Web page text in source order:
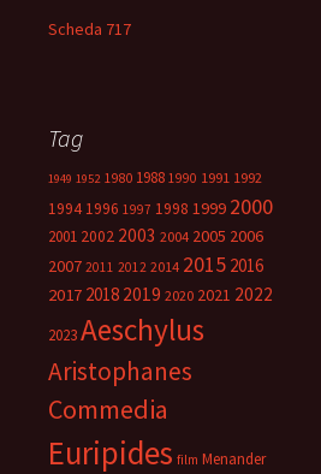
Scheda 717
Tag
1949 1952 1980 1988 1990 1991 1992
1994 1996 1997 1998 1999 2000
2001 2002 2003 2004 2005 2006
2007 2011 2012 2014 2015 2016
2017 2018 2019 2020 2021 2022
2023Aeschylus
Aristophanes
Commedia
Euripides film Menander